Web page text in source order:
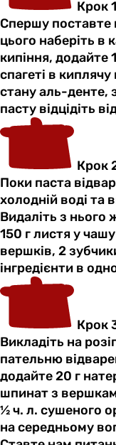
Крок 1
Спершу поставте
цього наберіть в
кипіння, додайте
спагеті в
стану аль-денте,
пасту відцідіть
Крок
Поки паста
холодній воді
Видаліть з нього
150 г листя у
вершків, 2
інгредієнти в
Крок
Викладіть на
пательню
додайте 20 г
шпинат з
½ ч. л. сушеного
на середньому